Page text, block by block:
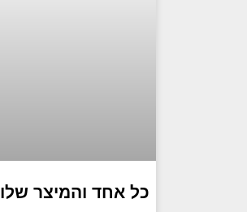
כל אחד והמיצר שלו